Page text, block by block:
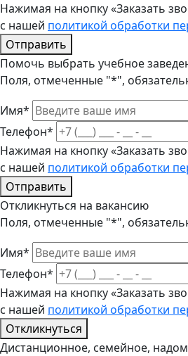
Нажимая на кнопку «Заказать
с нашей политикой обработки
Отправить
Помочь выбрать учебное
Поля, отмеченные "*",
Имя*
Телефон*
Нажимая на кнопку «Заказать
с нашей политикой обработки
Отправить
Откликнуться на вакансию
Поля, отмеченные "*",
Имя*
Телефон*
Нажимая на кнопку «Заказать
с нашей политикой обработки
Откликнуться
Дистанционное, семейное,